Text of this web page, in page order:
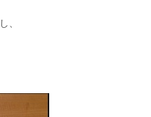
し、